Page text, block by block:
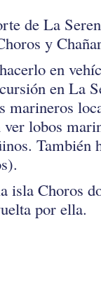
de La
y
en
en La
marineros
lobos
También
isla Choros
por ella.